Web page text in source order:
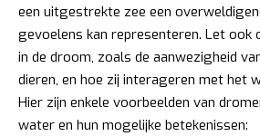
een uitgestrekte zee een
gevoelens kan representeren. Let ook
in de droom, zoals de aanwezigheid
dieren, en hoe zij interageren met het
Hier zijn enkele voorbeelden van
water en hun mogelijke betekenissen: